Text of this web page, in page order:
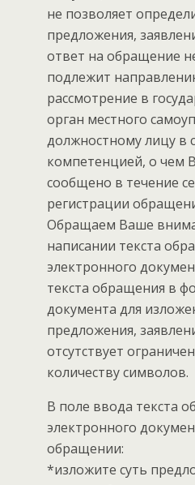
не позволяет
предложения,
ответ на обращение
подлежит
рассмотрение в
орган местного
должностному лицу в
компетенцией, о чем
сообщено в течение
регистрации
Обращаем Ваше
написании текста
электронного
текста обращения в
документа для
предложения,
отсутствует
количеству символов.
В поле ввода текста
электронного
обращении:
*изложите суть